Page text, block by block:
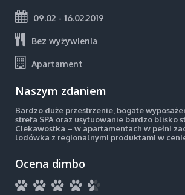
09.02 - 16.02.2019
Bez wyżywienia
Apartament
Naszym zdaniem
Bardzo duże przestrzenie, bogate
strefa SPA oraz usytuowanie bardzo blisko
Ciekawostka – w apartamentach w pełni
lodówka z regionalnymi produktami w
Ocena dimbo